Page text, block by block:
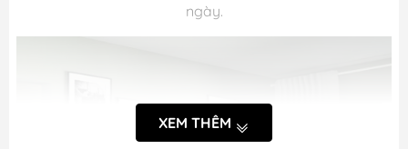
ngày.
XEM THÊM